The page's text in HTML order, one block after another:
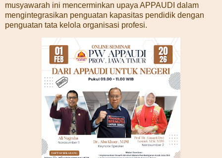
musyawarah ini mencerminkan upaya APPAUDI dalam
mengintegrasikan penguatan kapasitas pendidik dengan
penguatan tata kelola organisasi profesi.